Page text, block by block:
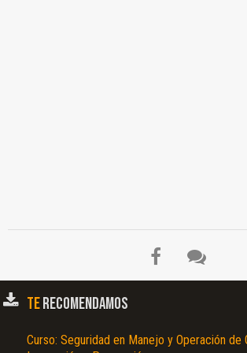
TERECOMENDAMOS
Curso: Seguridad en Manejo y Operación de